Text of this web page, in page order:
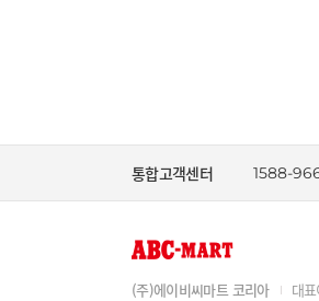
통합고객센터 1588-
(주)에이비씨마트 코리아 대